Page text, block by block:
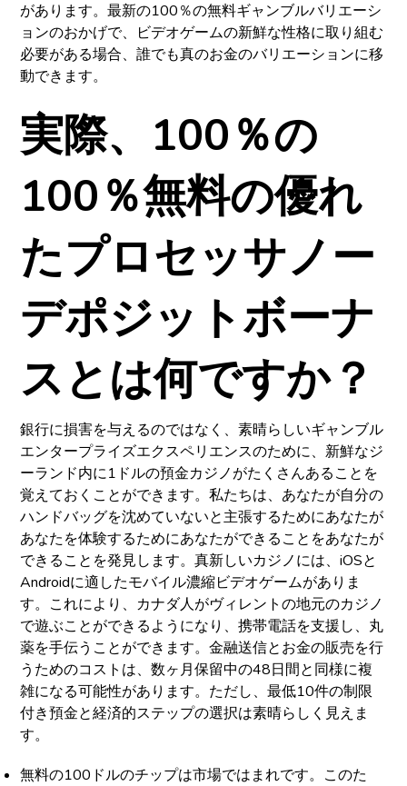
があります。最新の100％の無料ギャンブルバリエーシ
ョンのおかげで、ビデオゲームの新鮮な性格に取り組む
必要がある場合、誰でも真のお金のバリエーションに移
動できます。
実際、100％の
100％無料の優れ
たプロセッサノー
デポジ​​ットボーナ
スとは何ですか？
銀行に損害を与えるのではなく、素晴らしいギャンブル
エンタープライズエクスペリエンスのために、新鮮なジ
ーランド内に1ドルの預金カジノがたくさんあることを
覚えておくことができます。私たちは、あなたが自分の
ハンドバッグを沈めていないと主張するためにあなたが
あなたを体験するためにあなたができることをあなたが
できることを発見します。真新しいカジノには、iOSと
Androidに適したモバイル濃縮ビデオゲームがありま
す。これにより、カナダ人がヴィレントの地元のカジノ
で遊ぶことができるようになり、携帯電話を支援し、丸
薬を手伝うことができます。金融送信とお金の販売を行
うためのコストは、数ヶ月保留中の48日間と同様に複
雑になる可能性があります。ただし、最低10件の制限
付き預金と経済的ステップの選択は素晴らしく見えま
す。
無料の100ドルのチップは市場ではまれです。このた